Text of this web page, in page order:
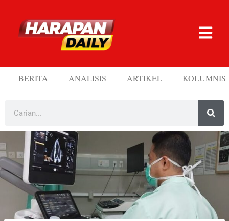
BERITA ANALISIS ARTIKEL KOLUMNIS